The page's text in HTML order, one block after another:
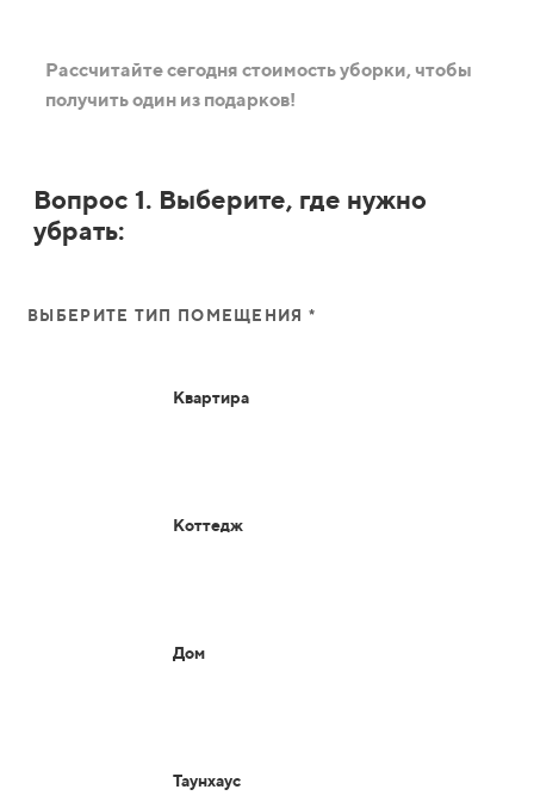
Рассчитайте сегодня стоимость уборки, чтобы
получить один из подарков!
Вопрос 1. Выберите, где нужно
убрать:
ВЫБЕРИТЕ ТИП ПОМЕЩЕНИЯ *
Квартира
Коттедж
Дом
Таунхаус